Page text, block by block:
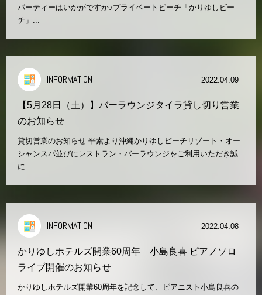
パーティーはいかがですか♪プライベートビーチ「かりゆしビー
チ」...
INFORMATION 2022.04.09
【5月28日（土）】バーラウンジタイラ貸し切り営業
のお知らせ
貸切営業のお知らせ 平素より沖縄かりゆしビーチリゾート・オー
シャンスパ並びにレストラン・バーラウンジをご利用いただき誠
に...
INFORMATION 2022.04.08
かりゆしホテルズ開業60周年 小島良喜 ピアノソロ
ライブ開催のお知らせ
かりゆしホテルズ開業60周年を記念して、ピアニスト小島良喜の